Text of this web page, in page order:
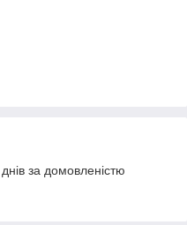
за домовленістю